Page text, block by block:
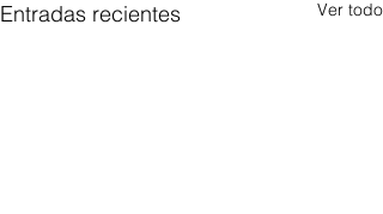
Entradas recientes Ver todo